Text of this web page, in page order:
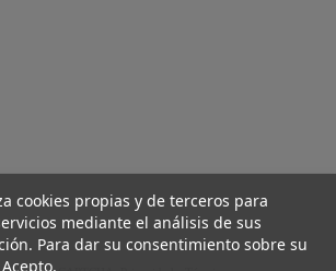
cookies propias y de terceros para
mediante el análisis de sus
Para dar su consentimiento sobre su